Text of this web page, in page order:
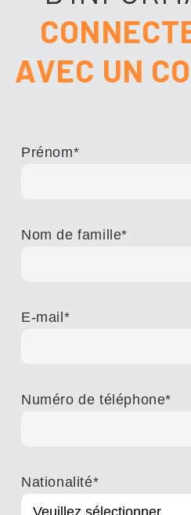
AVEC UN
Prénom*
Nom de famille*
E-mail *
Numéro de téléphone*
Nationalité*